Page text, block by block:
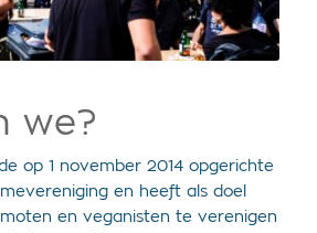
we?
op 1 november 2014 opgerichte
en heeft als doel
en veganisten te verenigen